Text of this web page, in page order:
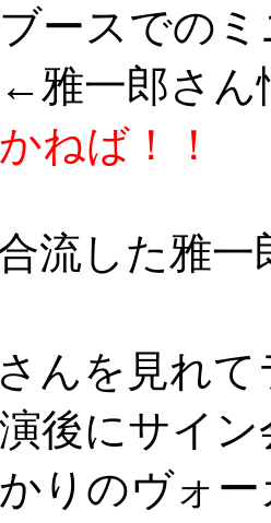
ースでのミ
雅一郎さん
ねば！！
流した雅
んを見れ
後にサイン
りのヴォ